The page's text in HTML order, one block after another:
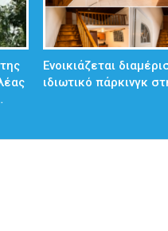
Ενοικιάζεται
ιδιωτικό πάρκινγκ